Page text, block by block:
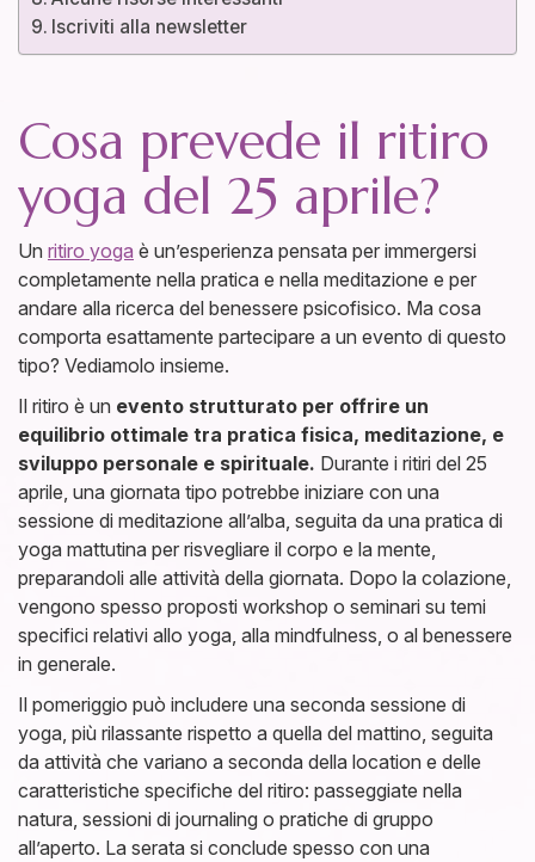
Iscriviti alla newsletter
Cosa prevede il ritiro
yoga del 25 aprile?
Un ritiro yoga è un’esperienza pensata per immergersi
completamente nella pratica e nella meditazione e per
andare alla ricerca del benessere psicofisico. Ma cosa
comporta esattamente partecipare a un evento di questo
tipo? Vediamolo insieme.
Il ritiro è un evento strutturato per offrire un
equilibrio ottimale tra pratica fisica, meditazione, e
sviluppo personale e spirituale. Durante i ritiri del 25
aprile, una giornata tipo potrebbe iniziare con una
sessione di meditazione all’alba, seguita da una pratica di
yoga mattutina per risvegliare il corpo e la mente,
preparandoli alle attività della giornata. Dopo la colazione,
vengono spesso proposti workshop o seminari su temi
specifici relativi allo yoga, alla mindfulness, o al benessere
in generale.
Il pomeriggio può includere una seconda sessione di
yoga, più rilassante rispetto a quella del mattino, seguita
da attività che variano a seconda della location e delle
caratteristiche specifiche del ritiro: passeggiate nella
natura, sessioni di journaling o pratiche di gruppo
all’aperto. La serata si conclude spesso con una